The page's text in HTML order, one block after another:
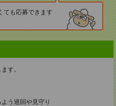
ても応募できます
す。
う巡回や見守り